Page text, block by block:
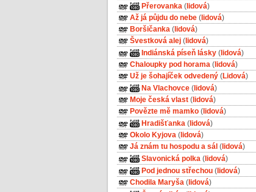
Přerovanka ( lidová)
Až já půjdu do nebe ( lidová)
Boršičanka ( lidová)
Švestková alej ( lidová)
Indiánská píseň lásky ( lidová)
Chaloupky pod horama ( lidová)
Už je šohajíček odvedený (Lidová)
Na Vlachovce ( lidová)
Moje česká vlast ( lidová)
Povězte mě mamko ( lidová)
Hradišťanka ( lidová)
Okolo Kyjova ( lidová)
Já znám tu hospodu a sál ( lidová)
Slavonická polka ( lidová)
Pod jednou střechou ( lidová)
Chodila Maryša ( lidová)